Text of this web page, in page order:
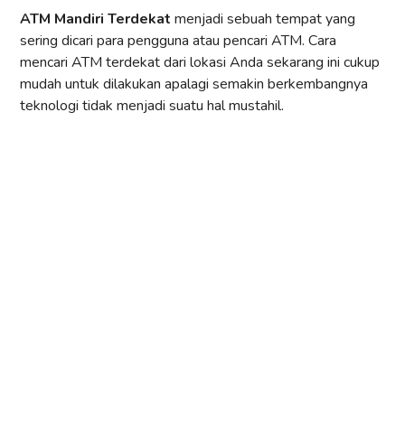
ATM Mandiri Terdekat menjadi sebuah tempat yang
sering dicari para pengguna atau pencari ATM. Cara
mencari ATM terdekat dari lokasi Anda sekarang ini cukup
mudah untuk dilakukan apalagi semakin berkembangnya
teknologi tidak menjadi suatu hal mustahil.